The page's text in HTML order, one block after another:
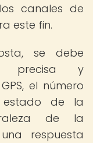
canales de
este fin.
se debe
precisa y
el número
de la
de la
respuesta